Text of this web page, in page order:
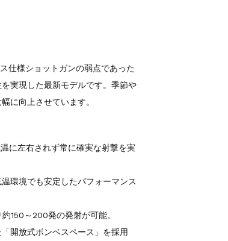
仕様ショットガンの弱点であった
実現した最新モデルです。季節や
に向上させています。
に左右されず常に確実な射撃を実
環境でも安定したパフォーマンス
150～200発の発射が可能。
開放式ボンベスペース」を採用